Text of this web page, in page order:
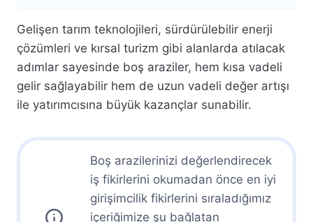
Gelişen tarım teknolojileri, sürdürülebilir enerji
çözümleri ve kırsal turizm gibi alanlarda atılacak
adımlar sayesinde boş araziler, hem kısa vadeli
gelir sağlayabilir hem de uzun vadeli değer artışı
ile yatırımcısına büyük kazançlar sunabilir.
Boş arazilerinizi değerlendirecek
iş fikirlerini okumadan önce en iyi
girişimcilik fikirlerini sıraladığımız
içeriğimize şu bağlatan